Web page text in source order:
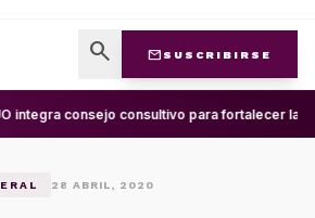
search mail SUSCRIBIRSE
integra consejo consultivo para fortalecer la
28 ABRIL, 2020